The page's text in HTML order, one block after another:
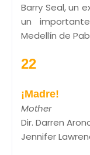
Barry Seal, un
un
Medellín de
22
¡Madre!
Mother
Dir. Darren
Jennifer